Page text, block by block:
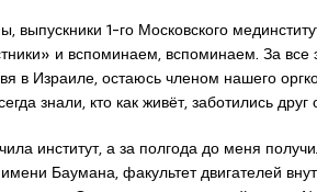
выпускники 1-го Московского
и вспоминаем, вспоминаем. За все
в Израиле, остаюсь членом нашего
знали, кто как живёт, заботились друг
институт, а за полгода до меня
Баумана, факультет двигателей